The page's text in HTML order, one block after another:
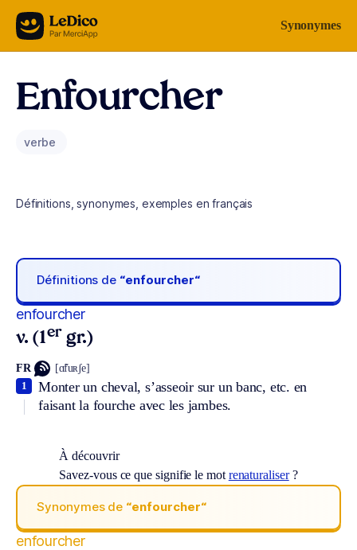
Aller au contenu Synonymes
Enfourcher
verbe
Définitions, synonymes, exemples en français
Définitions de “enfourcher“
enfourcher
v. (1er gr.)
FR [ɑ̃fuʀʃe]
Monter un cheval, s’asseoir sur un banc, etc. en
faisant la fourche avec les jambes.
1
À découvrir
Savez-vous ce que signifie le mot renaturaliser?
Synonymes de “enfourcher“
enfourcher